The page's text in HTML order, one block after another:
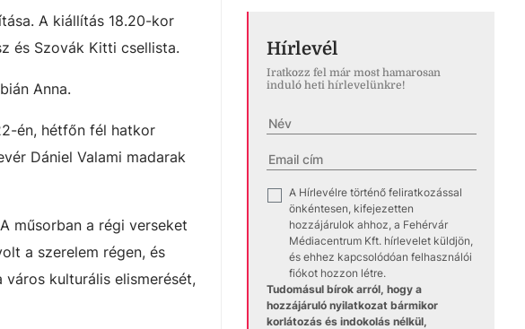
A kiállítás 18.20-kor
és Szovák Kitti csellista.
Anna.
én, hétfőn fél hatkor
Dániel Valami madarak
műsorban a régi verseket
a szerelem régen, és
kulturális elismerését,
Hírlevél
Iratkozz fel már most hamarosan
induló heti hírlevelünkre!
✓
A Hírlevélre történő feliratkozással
önkéntesen, kifejezetten
hozzájárulok ahhoz, a Fehérvár
Médiacentrum Kft. hírlevelet küldjön,
és ehhez kapcsolódóan felhasználói
fiókot hozzon létre.
Tudomásul bírok arról, hogy a
hozzájáruló nyilatkozat bármikor
korlátozás és indokolás nélkül,